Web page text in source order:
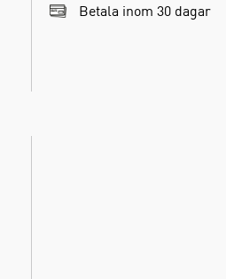
Betala inom 30 dagar